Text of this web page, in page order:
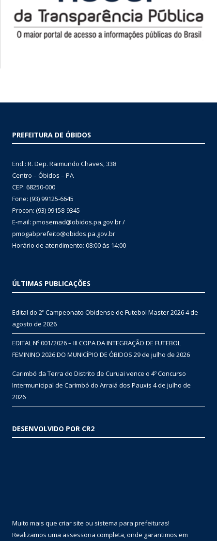
PREFEITURA DE ÓBIDOS
End.: R. Dep. Raimundo Chaves, 338
Centro – Óbidos – PA
CEP: 68250-000
Fone: (93) 99125-6645
Procon: (93) 99158-9345
E-mail: pmosemad@obidos.pa.gov.br /
pmogabprefeito@obidos.pa.gov.br
Horário de atendimento: 08:00 às 14:00
ÚLTIMAS PUBLICAÇÕES
Edital do 2º Campeonato Obidense de Futebol Master 20264 de
agosto de 2026
EDITAL Nº 001/2026 – III COPA DA INTEGRAÇÃO DE FUTEBOL
FEMININO 2026 DO MUNICÍPIO DE ÓBIDOS 29 de julho de 2026
Carimbó da Terra do Distrito de Curuai vence o 4º Concurso
Intermunicipal de Carimbó do Arraiá dos Pauxis 4 de julho de
2026
DESENVOLVIDO POR CR2
Muito mais que criar site ou sistema para prefeituras!
Realizamos uma assessoria completa, onde garantimos em